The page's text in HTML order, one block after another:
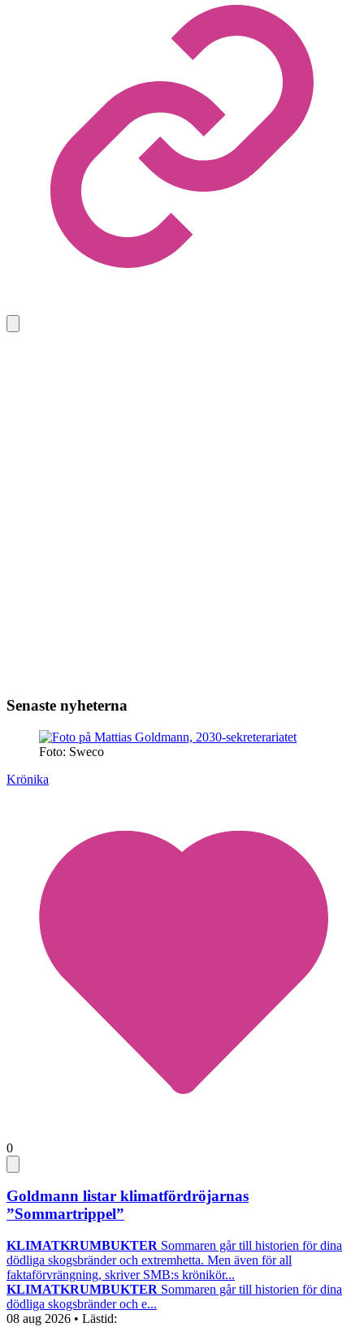
Senaste nyheterna
Foto: Sweco
Krönika
0
Goldmann listar klimatfördröjarnas
”Sommartrippel”
KLIMATKRUMBUKTER Sommaren går till historien för dina
dödliga skogsbränder och extremhetta. Men även för all
faktaförvrängning, skriver SMB:s krönikör...
KLIMATKRUMBUKTER Sommaren går till historien för dina
dödliga skogsbränder och e...
08 aug 2026 • Lästid: